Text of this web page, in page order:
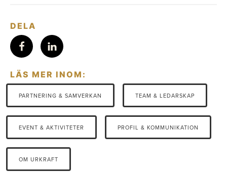
Drottninggatan 6
541 31 Skövde
0500-48 14 44
DELA
LÄS MER INOM:
PARTNERING & SAMVERKAN TEAM & LEDARSKAP
EVENT & AKTIVITETER PROFIL & KOMMUNIKATION
OM URKRAFT